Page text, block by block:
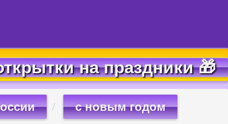
на праздники 🎁
с новым годом